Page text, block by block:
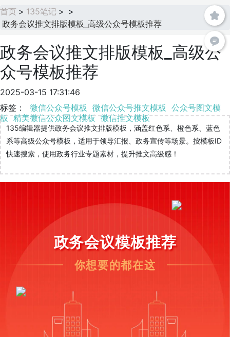
首页 > 135笔记 > >
政务会议推文排版模板_高级公众号模板推荐
政务会议推文排版模板_高级公
众号模板推荐
2025-03-15 17:31:46
标签： 微信公众号模板 微信公众号推文模板 公众号图文模
板 精美微信公众图文模板 微信推文模板
135编辑器提供政务会议推文排版模板，涵盖红色系、橙色系、蓝色
系等高级公众号模板，适用于领导汇报、政务宣传等场景。按模板ID
快速搜索，使用政务行业专题素材，提升推文高级感！
政务会议模板推荐
你想要的都在这